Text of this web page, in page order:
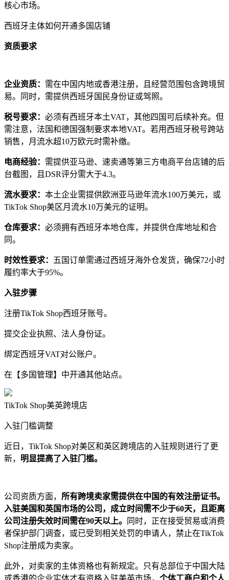
核心市场。
‌西班牙主体如何开通多国店铺
资质要求‌
企业资质： 需在中国内地或香港注册，且经营范围包含跨境贸
易。同时，需提供西班牙国民身份证或驾照。
税号要求： 必须有西班牙本土VAT，其他四国可后续补充。但
需注意，法国和德国强制要求本地VAT。若用西班牙税号跨站
销售，月流水超10万欧元时需补缴。
电商经验： 需提供亚马逊、速卖通等第三方电商平台店铺的后
台截图，且DSR评分需大于4.3。
流水要求： 本土企业需提供欧洲亚马逊年流水100万美元，或
TikTok Shop美区月流水10万美元的证明。
仓库要求： 必须拥有西班牙本地仓库，并提供仓库地址和合
同。
时效性要求：
五国订单需通过西班牙海外仓发货，确保72小时
履约率大于95%。
入驻步骤‌
注册TikTok Shop西班牙账号。
提交企业执照、法人身份证。
绑定西班牙VAT对公账户。
在【多国管理】中开通其他站点。
‌TikTok Shop美英跨境店
入驻门槛调整
近日，TikTok Shop对美区和英区跨境店的入驻规则进行了更
新， 明显提高了入驻门槛。
公司资质方面， 所有跨境卖家需提供在中国的有效注册证书。
入驻美国和英国市场的公司，成立时间需不少于60天，且距离
公司注册失效时间需在90天以上。
同时，正在接受贸易或消费
者保护部门调查，或已受到相关处罚的申请人，禁止在TikTok
Shop注册成为卖家。
此外，对卖家的主体资格也有新规定。只有总部位于中国大陆
或香港的企业实体才有资格入驻美英市场， 个体工商户和个人